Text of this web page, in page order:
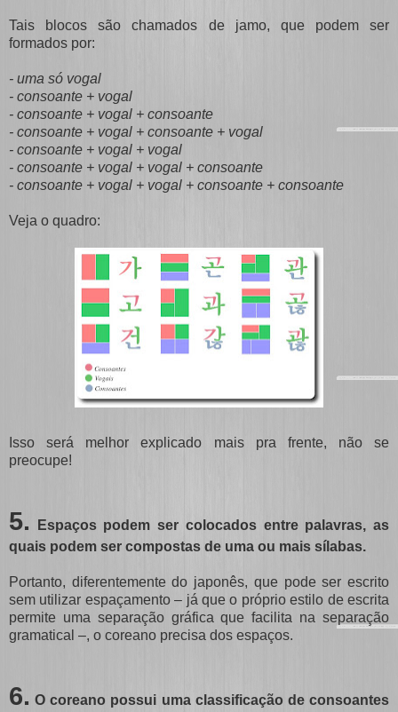
Tais blocos são chamados de jamo, que podem ser
formados por:
- uma só vogal
- consoante + vogal
- consoante + vogal + consoante
- consoante + vogal + consoante + vogal
- consoante + vogal + vogal
- consoante + vogal + vogal + consoante
- consoante + vogal + vogal + consoante + consoante
Veja o quadro:
Isso será melhor explicado mais pra frente, não se
preocupe!
5.
Espaços podem ser colocados entre palavras, as
quais podem ser compostas de uma ou mais sílabas.
Portanto, diferentemente do japonês, que pode ser escrito
sem utilizar espaçamento – já que o próprio estilo de escrita
permite uma separação gráfica que facilita na separação
gramatical –, o coreano precisa dos espaços.
6. O coreano possui uma classificação de consoantes